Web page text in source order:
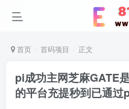
首页 首码项目 正文
pi成功主网芝麻GATE
的平台充提秒到已通